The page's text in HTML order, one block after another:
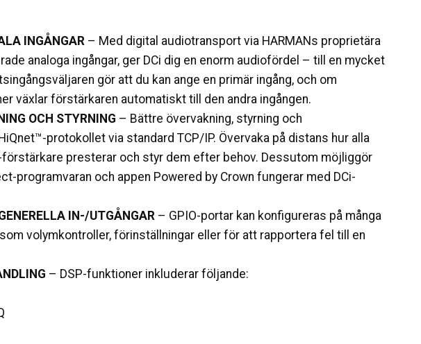
INGÅNGAR – Med digital audiotransport via HARMANs proprietära
analoga ingångar, ger DCi dig en enorm audiofördel – till en mycket
gör att du kan ange en primär ingång, och om
växlar förstärkaren automatiskt till den andra ingången.
OCH STYRNING – Bättre övervakning, styrning och
protokollet via standard TCP/IP. Övervaka på distans hur alla
förstärkare presterar och styr dem efter behov. Dessutom möjliggör
programvaran och appen Powered by Crown fungerar med DCi-
IN-/UTGÅNGAR – GPIO-portar kan konfigureras på många
volymkontroller, förinställningar eller för att rapportera fel till en
– DSP-funktioner inkluderar följande: